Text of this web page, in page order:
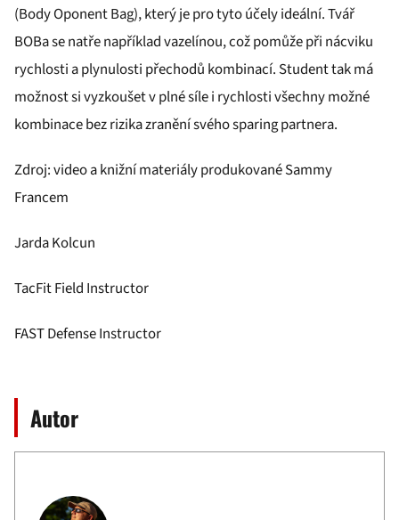
(Body Oponent Bag), který je pro tyto účely ideální. Tvář
BOBa se natře například vazelínou, což pomůže při nácviku
rychlosti a plynulosti přechodů kombinací. Student tak má
možnost si vyzkoušet v plné síle i rychlosti všechny možné
kombinace bez rizika zranění svého sparing partnera.
Zdroj: video a knižní materiály produkované Sammy
Francem
Jarda Kolcun
TacFit Field Instructor
FAST Defense Instructor
Autor